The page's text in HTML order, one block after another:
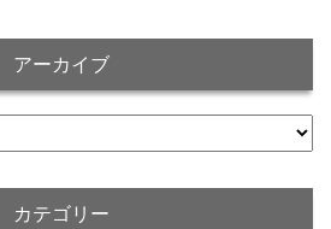
アーカイブ
カテゴリー